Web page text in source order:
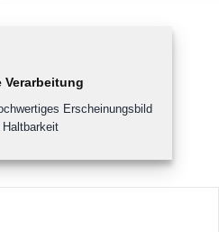
Verarbeitung
Erscheinungsbild